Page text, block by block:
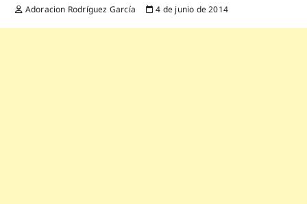
Adoracion Rodríguez García 4 de junio de 2014